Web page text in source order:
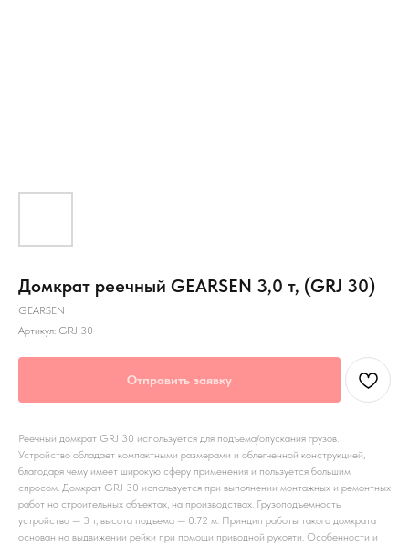
Домкрат реечный GEARSEN 3,0 т, (GRJ 30)
GEARSEN
Артикул: GRJ 30
Отправить заявку
Реечный домкрат GRJ 30 используется для подъема/опускания грузов.
Устройство обладает компактными размерами и облегченной конструкцией,
благодаря чему имеет широкую сферу применения и пользуется большим
спросом. Домкрат GRJ 30 используется при выполнении монтажных и ремонтных
работ на строительных объектах, на производствах. Грузоподъемность
устройства — 3 т, высота подъема — 0.72 м. Принцип работы такого домкрата
основан на выдвижении рейки при помощи приводной рукояти. Особенности и